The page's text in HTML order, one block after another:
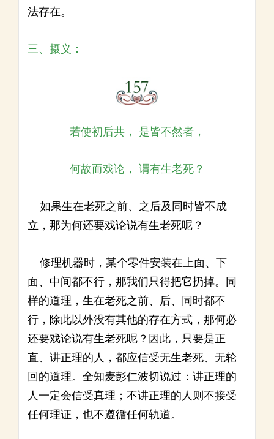
法存在。
三、摄义：
若使初后共， 是皆不然者，
何故而戏论， 谓有生老死？
如果生在老死之前、之后及同时皆不成
立，那为何还要戏论说有生老死呢？
修理机器时，某个零件安装在上面、下
面、中间都不行，那我们只得把它扔掉。同
样的道理，生在老死之前、后、同时都不
行，除此以外没有其他的存在方式，那何必
还要戏论说有生老死呢？因此，只要是正
直、讲正理的人，都应信受无生老死、无轮
回的道理。全知麦彭仁波切说过：讲正理的
人一定会信受真理；不讲正理的人则不接受
任何理证，也不遵循任何轨道。